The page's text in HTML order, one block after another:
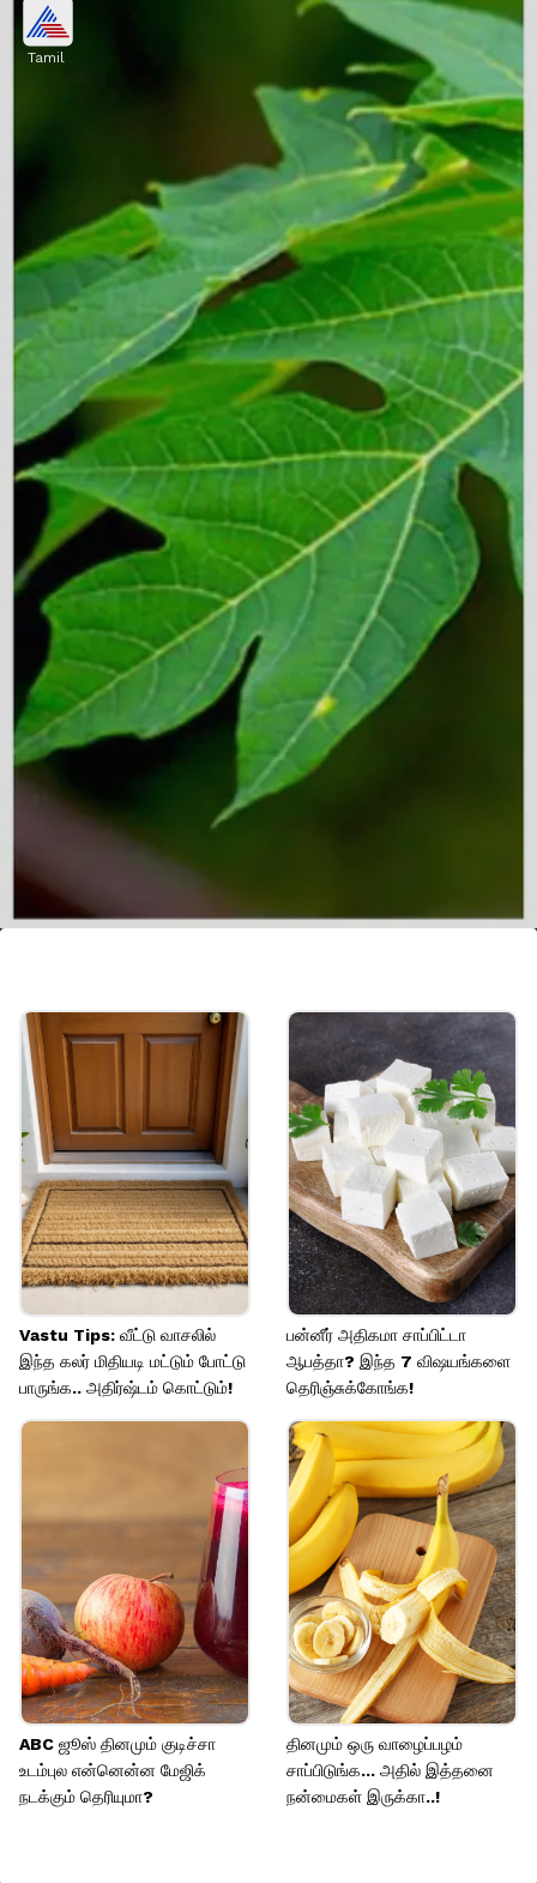
மூட்டு வலிக்கு நிவாரணம்
மூட்டு வலி, தசை வலியால்
அவதிப்படுபவர்கள், பப்பாளி இலை நீரைக்
குடித்துவந்தால் நல்ல நிவாரணம்
கிடைக்கும்.
Image credits: Getty
Tamil
குறைக்கும்
பப்பாளி இலை நீரைக் குடிப்பது, சருமத்தில்
ஏற்படும் சுருக்கங்கள், மெல்லிய கோடுகள்
போன்ற வயதான தோற்றத்தின்
அறிகுறிகளைக் குறைக்க உதவுகிறது.
Image credits: Getty
Vastu Tips: வீட்டு வாசலில்
இந்த கலர் மிதியடி மட்டும் போட்டு
பாருங்க.. அதிர்ஷ்டம் கொட்டும்!
பன்னீர் அதிகமா சாப்பிட்டா
ஆபத்தா? இந்த 7 விஷயங்களை
தெரிஞ்சுக்கோங்க!
ABC ஜூஸ் தினமும் குடிச்சா
உடம்புல என்னென்ன மேஜிக்
நடக்கும் தெரியுமா?
தினமும் ஒரு வாழைப்பழம்
சாப்பிடுங்க... அதில் இத்தனை
நன்மைகள் இருக்கா..!